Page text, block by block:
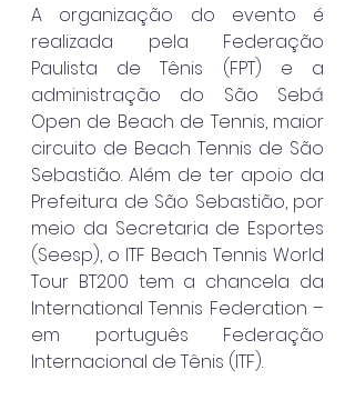
A organização do evento é
realizada pela Federação
Paulista de Tênis (FPT) e a
administração do São Sebá
Open de Beach de Tennis, maior
circuito de Beach Tennis de São
Sebastião. Além de ter apoio da
Prefeitura de São Sebastião, por
meio da Secretaria de Esportes
(Seesp), o ITF Beach Tennis World
Tour BT200 tem a chancela da
International Tennis Federation –
em português Federação
Internacional de Tênis (ITF).